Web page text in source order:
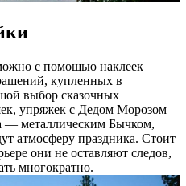
с помощью наклеек
купленных в
выбор сказочных
упряжек с Дедом Морозом
— металлическим Бычком,
атмосферу праздника. Стоит
они не оставляют следов,
многократно.